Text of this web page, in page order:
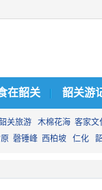
在韶关 韶关游
关旅游 木棉花海 客家文
磬锤峰 西柏坡 仁化